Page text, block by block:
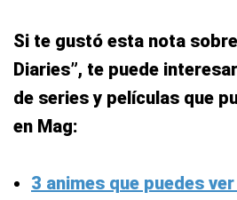
Si te gustó esta nota
Diaries”, te puede
de series y películas que
en Mag:
3 animes que puedes